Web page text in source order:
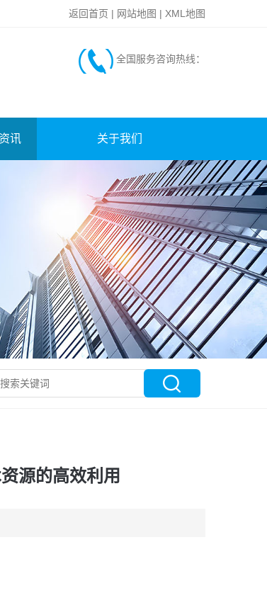
返回首页 | 网站地图 | XML地图
全国服务咨询热线：
讯 关于我们
源的高效利用